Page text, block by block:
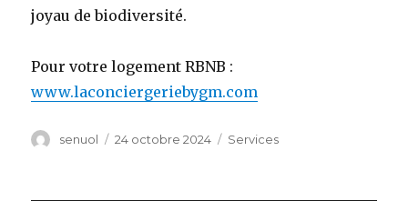
joyau de biodiversité.
Pour votre logement RBNB :
www.laconciergeriebygm.com
Auteur
senuol
Publié
24 octobre 2024 Catégories
Services